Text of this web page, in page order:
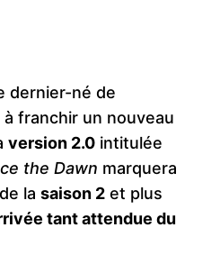
dernier-né de
à franchir un nouveau
version 2.0 intitulée
the Dawn marquera
la saison 2 et plus
tant attendue du